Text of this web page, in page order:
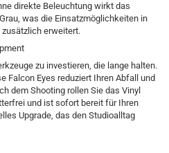
direkte Beleuchtung wirkt das
was die Einsatzmöglichkeiten in
erweitert.
zu investieren, die lange halten.
Falcon Eyes reduziert Ihren Abfall und
dem Shooting rollen Sie das Vinyl
und ist sofort bereit für Ihren
Upgrade, das den Studioalltag